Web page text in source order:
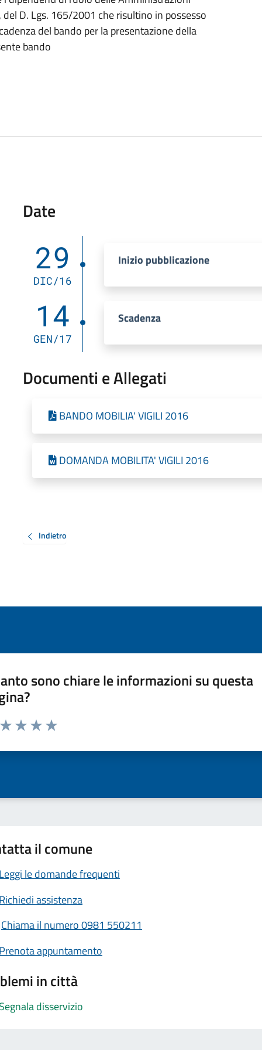
D. Lgs. 165/2001 che risultino in possesso
del bando per la presentazione della
bando
Date
29
DIC/16
Inizio pubblicazione
14
GEN/17
Scadenza
Documenti e Allegati
BANDO MOBILIA' VIGILI 2016
DOMANDA MOBILITA' VIGILI 2016
Indietro
sono chiare le informazioni su questa
da 1 a 5 stelle la pagina
il comune
le domande frequenti
assistenza
Chiama il numero 0981 550211
appuntamento
in città
disservizio